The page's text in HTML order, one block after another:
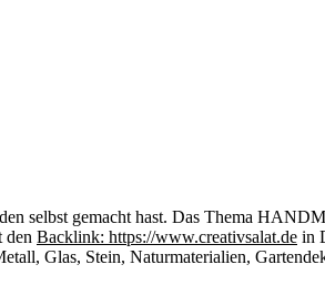
selbst gemacht hast. Das Thema
den Backlink: https://www.creativsalat.de in
Glas, Stein, Naturmaterialien,